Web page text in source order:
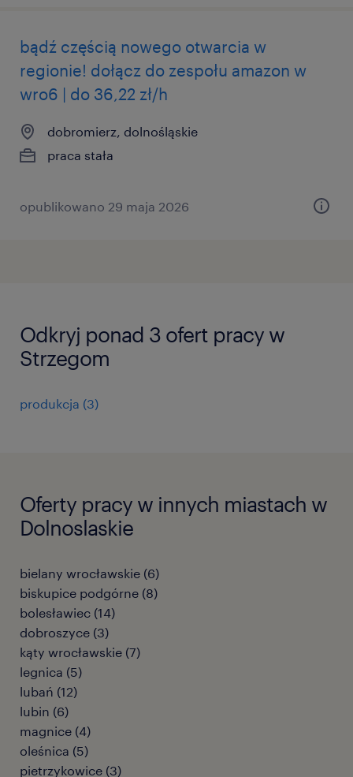
bądź częścią nowego otwarcia w
regionie! dołącz do zespołu amazon w
wro6 | do 36,22 zł/h
dobromierz, dolnośląskie
praca stała
opublikowano 29 maja 2026
Odkryj ponad 3 ofert pracy w
Strzegom
produkcja (3)
Oferty pracy w innych miastach w
Dolnoslaskie
bielany wrocławskie (6)
biskupice podgórne (8)
bolesławiec (14)
dobroszyce (3)
kąty wrocławskie (7)
legnica (5)
lubań (12)
lubin (6)
magnice (4)
oleśnica (5)
pietrzykowice (3)